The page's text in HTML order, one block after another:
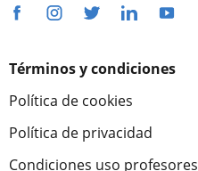
Términos y condiciones
Política de cookies
Política de privacidad
Condiciones uso profesores